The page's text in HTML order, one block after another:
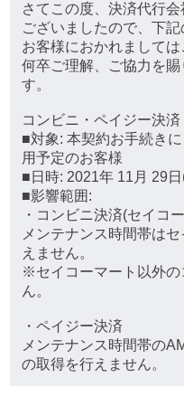
さてこの度、決済代行
ございましたので、下
お客様におかれましては
何卒ご理解、ご協力を
す。
コンビニ・ペイジー決済
■対象: 本契約お手続き
用予定のお客様
■日時: 2021年 11月 29
■影響範囲:
・コンビニ決済(セイコ
メンテナンス時間帯は
えません。
※セイコーマート以外の
ん。
・ペイジー決済
メンテナンス時間帯の
の取得を行えません。